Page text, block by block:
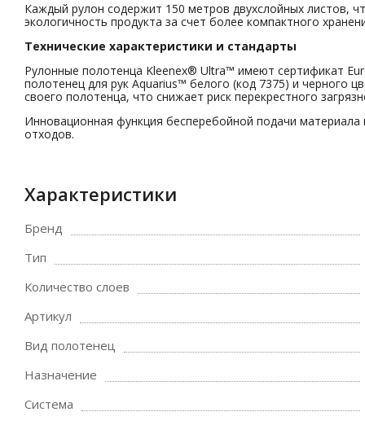
Каждый рулон содержит 150 метров двухслойных листов,
экологичность продукта за счет более компактного
Технические характеристики и стандарты
Рулонные полотенца Kleenex® Ultra™ имеют сертификат
полотенец для рук Aquarius™ белого (код 7375) и черного
своего полотенца, что снижает риск перекрестного
Инновационная функция бесперебойной подачи
отходов.
Характеристики
Бренд
Тип
Количество слоев
Артикул
Вид полотенец
Назначение
Система